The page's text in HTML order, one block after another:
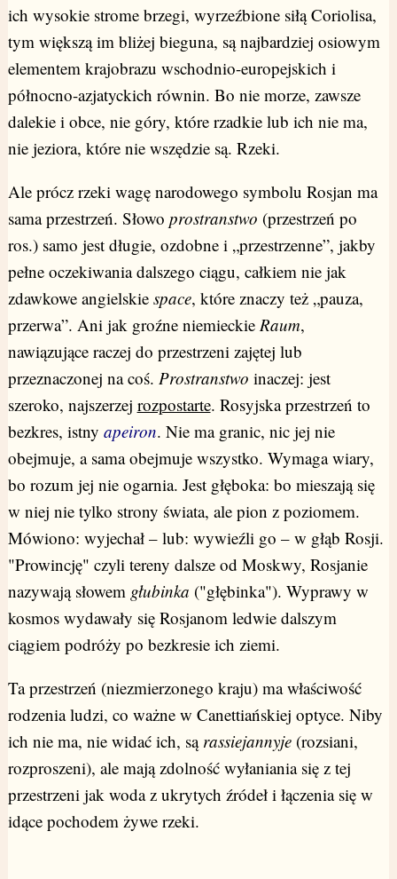
ich wysokie strome brzegi, wyrzeźbione siłą Coriolisa,
tym większą im bliżej bieguna, są najbardziej osiowym
elementem krajobrazu wschodnio-europejskich i
północno-azjatyckich równin. Bo nie morze, zawsze
dalekie i obce, nie góry, które rzadkie lub ich nie ma,
nie jeziora, które nie wszędzie są. Rzeki.
Ale prócz rzeki wagę narodowego symbolu Rosjan ma
sama przestrzeń. Słowo prostranstwo (przestrzeń po
ros.) samo jest długie, ozdobne i „przestrzenne”, jakby
pełne oczekiwania dalszego ciągu, całkiem nie jak
zdawkowe angielskie space, które znaczy też „pauza,
przerwa”. Ani jak groźne niemieckie Raum,
nawiązujące raczej do przestrzeni zajętej lub
przeznaczonej na coś. Prostranstwo inaczej: jest
szeroko, najszerzej rozpostarte. Rosyjska przestrzeń to
bezkres, istny apeiron. Nie ma granic, nic jej nie
obejmuje, a sama obejmuje wszystko. Wymaga wiary,
bo rozum jej nie ogarnia. Jest głęboka: bo mieszają się
w niej nie tylko strony świata, ale pion z poziomem.
Mówiono: wyjechał – lub: wywieźli go – w głąb Rosji.
"Prowincję" czyli tereny dalsze od Moskwy, Rosjanie
nazywają słowem głubinka ("głębinka"). Wyprawy w
kosmos wydawały się Rosjanom ledwie dalszym
ciągiem podróży po bezkresie ich ziemi.
Ta przestrzeń (niezmierzonego kraju) ma właściwość
rodzenia ludzi, co ważne w Canettiańskiej optyce. Niby
ich nie ma, nie widać ich, są rassiejannyje(rozsiani,
rozproszeni), ale mają zdolność wyłaniania się z tej
przestrzeni jak woda z ukrytych źródeł i łączenia się w
idące pochodem żywe rzeki.